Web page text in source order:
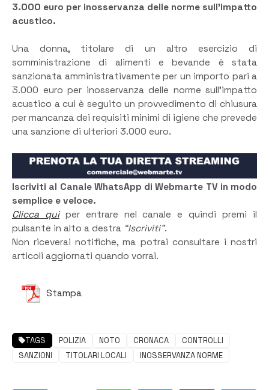
3.000 euro per inosservanza delle norme sull’impatto
acustico.
Una donna, titolare di un altro esercizio di
somministrazione di alimenti e bevande è stata
sanzionata amministrativamente per un importo pari a
3.000 euro per inosservanza delle norme sull’impatto
acustico a cui è seguito un provvedimento di chiusura
per mancanza dei requisiti minimi di igiene che prevede
una sanzione di ulteriori 3.000 euro.
Iscriviti al Canale WhatsApp di Webmarte TV in modo
semplice e veloce.
Clicca quiper entrare nel canale e quindi premi il
pulsante in alto a destra “Iscriviti”.
Non riceverai notifiche, ma potrai consultare i nostri
articoli aggiornati quando vorrai.
Stampa
TAGS POLIZIA NOTO CRONACA
CONTROLLI
SANZIONI
TITOLARI LOCALI INOSSERVANZA NORME